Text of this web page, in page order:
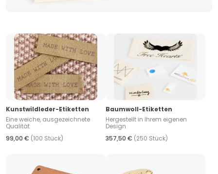
Kunstwildleder-Etiketten
Eine weiche, ausgezeichnete
Qualität
99,00 € (100 Stück)
Baumwoll-Etiketten
Hergestellt in Ihrem eigenen
Design
357,50 € (250 Stück)